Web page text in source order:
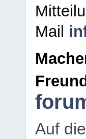
Mail
Auf